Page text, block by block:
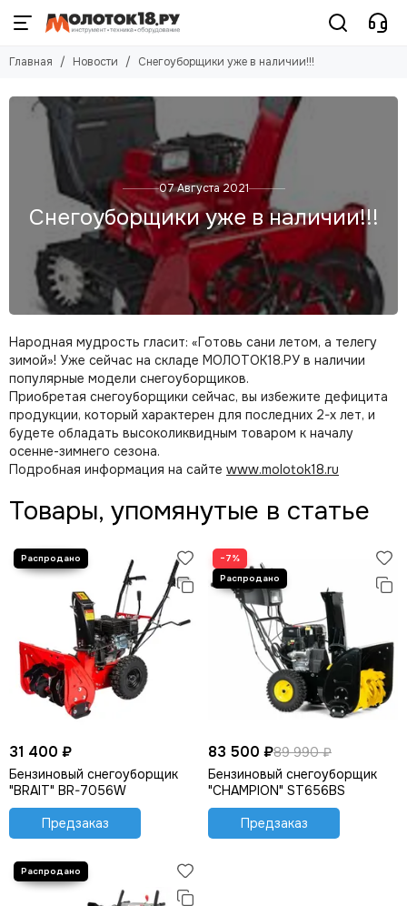
Главная Новости Снегоуборщики уже в наличии!!!
07 Августа 2021
Снегоуборщики уже в наличии!!!
Народная мудрость гласит: «Готовь сани летом, а телегу
зимой»! Уже сейчас на складе МОЛОТОК18.РУ в наличии
популярные модели снегоуборщиков.
Приобретая снегоуборщики сейчас, вы избежите дефицита
продукции, который характерен для последних 2-х лет, и
будете обладать высоколиквидным товаром к началу
осенне-зимнего сезона.
Подробная информация на сайте www.molotok18.ru
Товары, упомянутые в статье
31 400 ₽
Бензиновый снегоуборщик
"BRAIT" BR-7056W
Предзаказ
−7%
83 500 ₽89 990 ₽
Бензиновый снегоуборщик
"CHAMPION" ST656BS
Предзаказ